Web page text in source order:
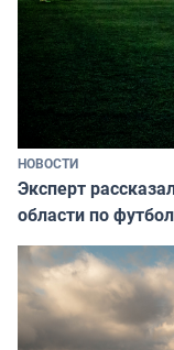
НОВОСТИ
Эксперт
области по